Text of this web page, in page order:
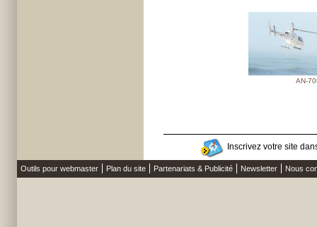
AN-
Inscrivez votre site
Outils pour webmaster Plan du site Partenariats & Publicité Newsletter Nous